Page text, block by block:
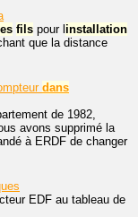
fils pour l installation
que la distance
dans
de 1982,
avons supprimé la
à ERDF de changer
EDF au tableau de